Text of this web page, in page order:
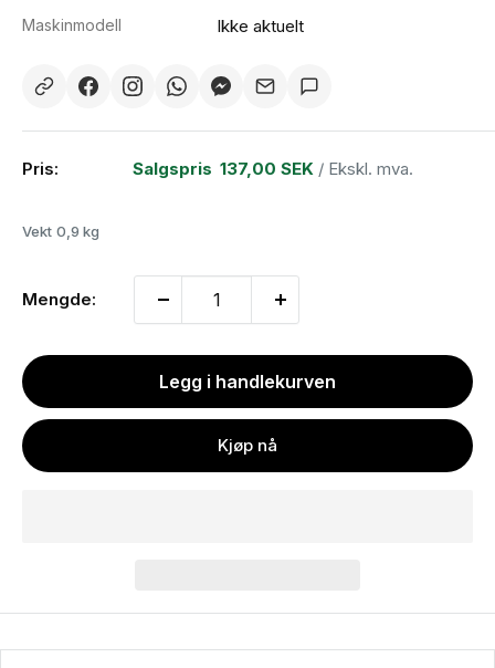
Maskinmodell Ikke aktuelt
Pris: Salgspris 137,00 SEK / Ekskl. mva.
Vekt 0,9 kg
Mengde:
Legg i handlekurven
Kjøp nå